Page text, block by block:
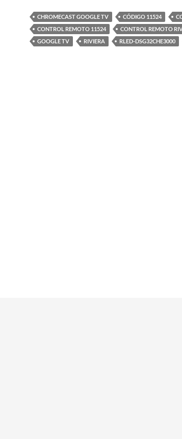
CHROMECAST GOOGLE TV CÓDIGO 11524
CONTROL REMOTO 11524
CONTROL REMOTO
GOOGLE TV
RIVIERA RLED-DSG32CHE3000